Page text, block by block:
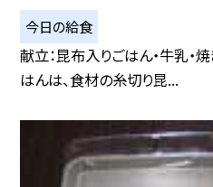
今日の給食
献立：昆布入りごはん・牛乳・
はんは、食材の糸切り昆...